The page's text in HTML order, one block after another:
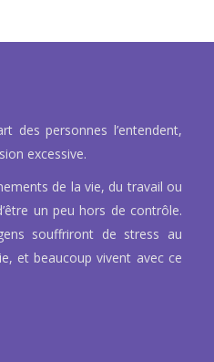
des personnes l’entendent,
excessive.
de la vie, du travail ou
un peu hors de contrôle.
souffriront de stress au
et beaucoup vivent avec ce